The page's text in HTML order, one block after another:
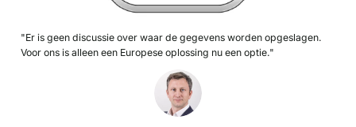
"Er is geen discussie over waar de gegevens worden opgeslagen.
Voor ons is alleen een Europese oplossing nu een optie."